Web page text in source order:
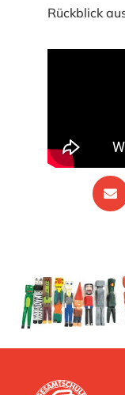
Rückblick